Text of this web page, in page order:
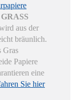
aus der
bräunlich.
Gras
Papiere
eine
Sie hier